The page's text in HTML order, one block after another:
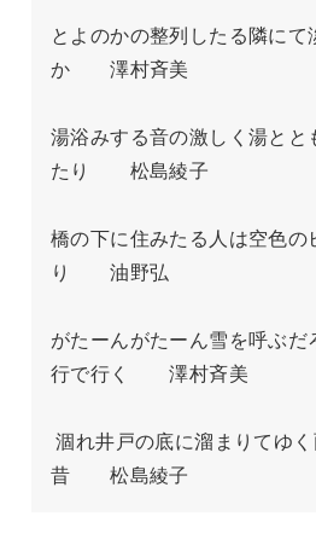
とよのかの整列したる隣に
か　　澤村斉美
湯浴みする音の激しく湯と
たり　　松島綾子
橋の下に住みたる人は空色
り　　油野弘
がたーんがたーん雪を呼ぶ
行で行く　　澤村斉美
涸れ井戸の底に溜まりてゆく雨の香りて夢のやうなる
昔　　松島綾子